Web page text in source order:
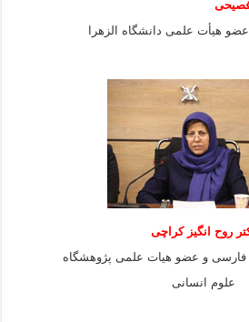
هیأت علمی دانشگاه الزهرا
روح انگیز کراچی
فارسی و عضو هیات علمی پژوهشگاه
علوم انسانی